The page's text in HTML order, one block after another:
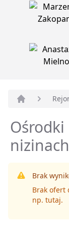
Brak
Brak ofert
np. tutaj.